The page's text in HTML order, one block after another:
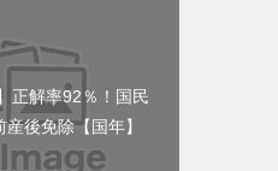
正解率92％！国民
後免除【国年】